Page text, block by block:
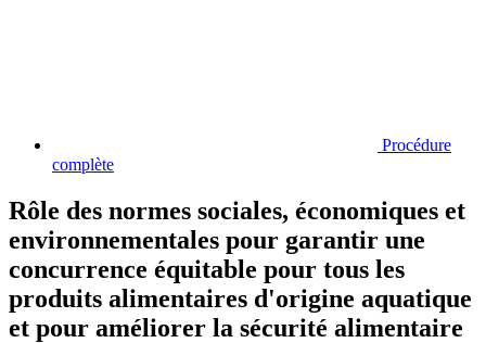
Procédure
complète
Rôle des normes sociales, économiques et
environnementales pour garantir une
concurrence équitable pour tous les
produits alimentaires d'origine aquatique
et pour améliorer la sécurité alimentaire